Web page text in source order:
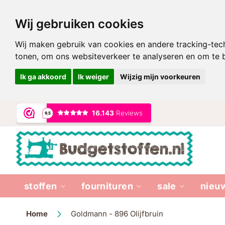
Wij gebruiken cookies
Wij maken gebruik van cookies en andere tracking-
tonen, om ons websiteverkeer te analyseren en om
Ik ga akkoord Ik weiger Wijzig mijn voorkeuren
Ga
naar
de
inhoud
stoffen fournituren sale
Home Goldmann - 896 Olijfbruin